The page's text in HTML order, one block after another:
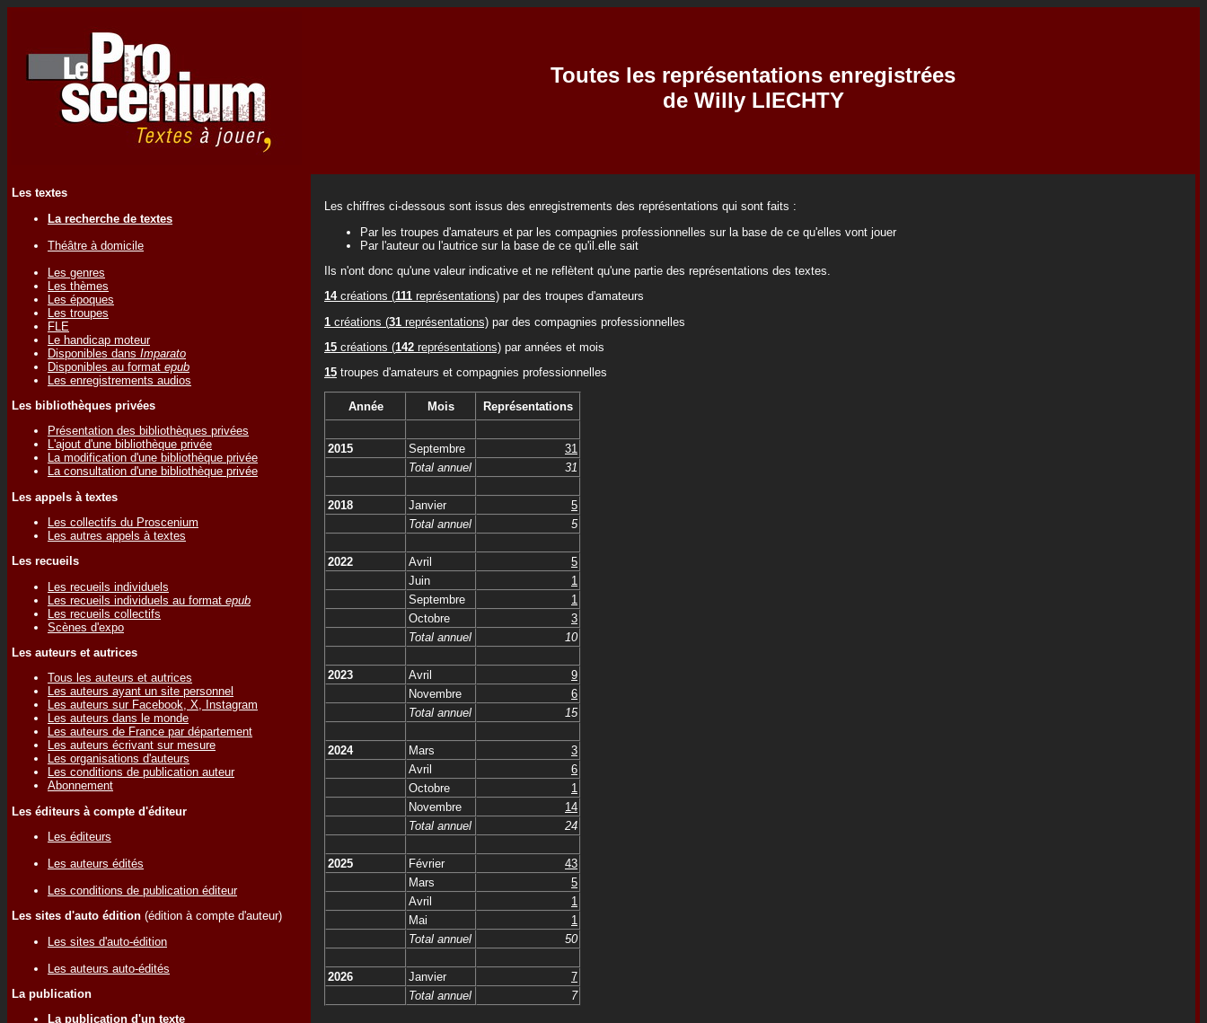
Toutes les représentations enregistrées
de Willy LIECHTY
Les textes
La recherche de textes
Théâtre à domicile
Les genres
Les thèmes
Les époques
Les troupes
FLE
Le handicap moteur
Disponibles dans Imparato
Disponibles au format epub
Les enregistrements audios
Les bibliothèques privées
Présentation des bibliothèques privées
L'ajout d'une bibliothèque privée
La modification d'une bibliothèque privée
La consultation d'une bibliothèque privée
Les appels à textes
Les collectifs du Proscenium
Les autres appels à textes
Les recueils
Les recueils individuels
Les recueils individuels au format epub
Les recueils collectifs
Scènes d'expo
Les auteurs et autrices
Tous les auteurs et autrices
Les auteurs ayant un site personnel
Les auteurs sur Facebook, X, Instagram
Les auteurs dans le monde
Les auteurs de France par département
Les auteurs écrivant sur mesure
Les organisations d'auteurs
Les conditions de publication auteur
Abonnement
Les éditeurs à compte d'éditeur
Les éditeurs
Les auteurs édités
Les conditions de publication éditeur
Les sites d'auto édition (édition à compte d'auteur)
Les sites d'auto-édition
Les auteurs auto-édités
La publication
La publication d'un texte
Les chiffres ci-dessous sont issus des enregistrements des représentations qui sont faits :
Par les troupes d'amateurs et par les compagnies professionnelles sur la base de ce qu'elles vont jouer
Par l'auteur ou l'autrice sur la base de ce qu'il.elle sait
Ils n'ont donc qu'une valeur indicative et ne reflètent qu'une partie des représentations des textes.
14créations (111 représentations) par des troupes d'amateurs
1 créations (31 représentations) par des compagnies professionnelles
15 créations (142 représentations) par années et mois
15 troupes d'amateurs et compagnies professionnelles
Année Mois Représentations
2015 Septembre
31
Total annuel
31
2018 Janvier
5
Total annuel
5
2022 Avril
5
Juin
1
Septembre
1
Octobre
3
Total annuel
10
2023 Avril
9
Novembre
6
Total annuel
15
2024 Mars
3
Avril
6
Octobre
1
Novembre
14
Total annuel
24
2025 Février
43
Mars
5
Avril
1
Mai
1
Total annuel
50
2026 Janvier
7
Total annuel
7